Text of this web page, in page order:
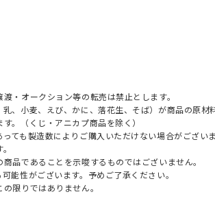
・オークション等の転売は禁止とします。
、小麦、えび、かに、落花生、そば）が商品の原材
。（くじ・アニカプ商品を除く）
ても製造数によりご購入いただけない場合がございま
品であることを示唆するものではございません。
能性がございます。予めご了承ください。
限りではありません。